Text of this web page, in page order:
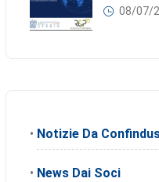
08/07/
• Notizie Da
• News Dai Soci